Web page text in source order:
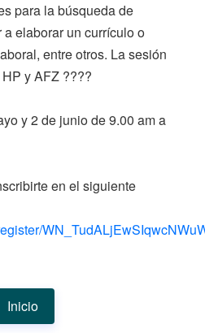
para la búsqueda de
elaborar un currículo o
entre otros. La sesión
y AFZ ????
y 2 de junio de 9.00 am a
en el siguiente
Inicio